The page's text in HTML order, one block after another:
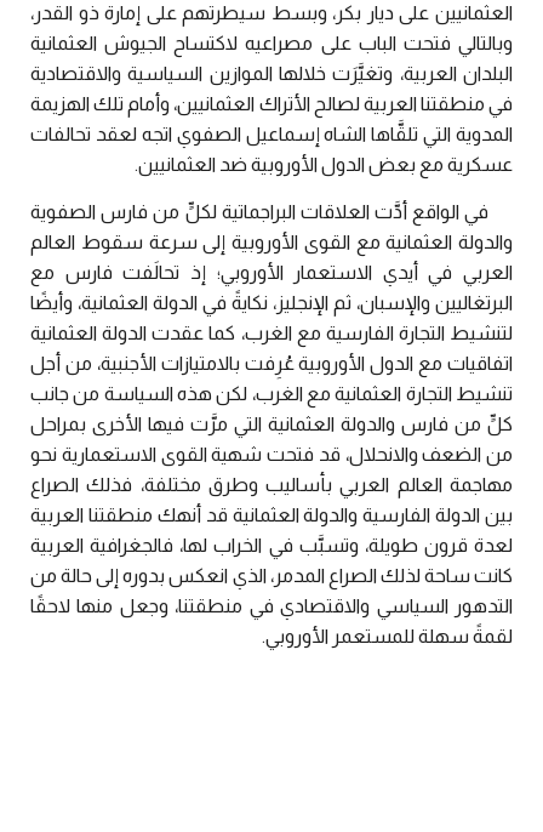
العثمانيين على ديار بكر، وبسط سيطرتهم على إمارة ذو القدر،
وبالتالي فتحت الباب على مصراعيه لاكتساح الجيوش العثمانية
البلدان العربية، وتغيَّرَت خلالها الموازين السياسية والاقتصادية
في منطقتنا العربية لصالح الأتراك العثمانيين، وأمام تلك الهزيمة
المدوية التي تلقَّاها الشاه إسماعيل الصفوي اتجه لعقد تحالفات
عسكرية مع بعض الدول الأوروبية ضد العثمانيين.
في الواقع أدَّت العلاقات البراجماتية لكلٍّ من فارس الصفوية
والدولة العثمانية مع القوى الأوروبية إلى سرعة سقوط العالم
العربي في أيدي الاستعمار الأوروبي؛ إذ تحالَفت فارس مع
البرتغاليين والإسبان، ثم الإنجليز، نكايةً في الدولة العثمانية، وأيضًا
لتنشيط التجارة الفارسية مع الغرب، كما عقدت الدولة العثمانية
اتفاقيات مع الدول الأوروبية عُرِفت بالامتيازات الأجنبية، من أجل
تنشيط التجارة العثمانية مع الغرب، لكن هذه السياسة من جانب
كلٍّ من فارس والدولة العثمانية التي مرَّت فيها الأخرى بمراحل
من الضعف والانحلال، قد فتحت شهية القوى الاستعمارية نحو
مهاجمة العالم العربي بأساليب وطرق مختلفة، فذلك الصراع
بين الدولة الفارسية والدولة العثمانية قد أنهك منطقتنا العربية
لعدة قرون طويلة، وتسبَّب في الخراب لها، فالجغرافية العربية
كانت ساحة لذلك الصراع المدمر، الذي انعكس بدوره إلى حالة من
التدهور السياسي والاقتصادي في منطقتنا، وجعل منها لاحقًا
لقمةً سهلة للمستعمر الأوروبي.